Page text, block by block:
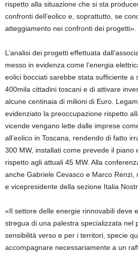
rispetto alla situazione che si sta
confronti dell’eolico e, soprattutto, se
atteggiamento nei confronti dei progetti».
L’analisi dei progetti effettuata
messo in evidenza come l’energia
eolici bocciati sarebbe stata sufficiente a
400mila cittadini toscani e di attivare
alcune centinaia di milioni di Euro.
evidenziato la preoccupazione rispetto
vicende vengano lette dalle imprese
all’eolico in Toscana, rendendo di fatto
300 MW, installati come prevede il piano
rispetto agli attuali 45 MW. Alla
anche Gabriele Cevasco e Marco Renzi,
e vicepresidente della sezione Italia
«Il settore delle energie rinnovabili deve
stregua di una palestra specializzata nel
sensibilità verso e per i territori, specie
accompagnare necessariamente a un